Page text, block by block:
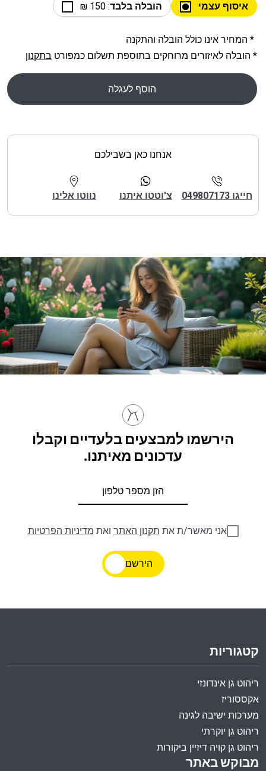
איסוף עצמי הובלה בלבד: 150 ₪
* המחיר אינו כולל הובלה והתקנה
* הובלה לאיזורים מרוחקים בתוספת תשלום כמפורט בתקנון
הוסף לעגלה
אנחנו כאן בשבילכם
חייגו 049807173 צ'וטטו איתנו נווטו אלינו
הירשמו למבצעים בלעדיים וקבלו
עדכונים מאיתנו.
אני מאשר/ת את תקנון האתר ואת מדיניות הפרטיות
הירשם
מבוקש באתר
קטגוריות
ריהוט גן אינדונזי
אקססוריז
מערכות ישיבה לגינה
ריהוט גן יוקרתי
ריהוט גן קויה דיזיין ביקורות